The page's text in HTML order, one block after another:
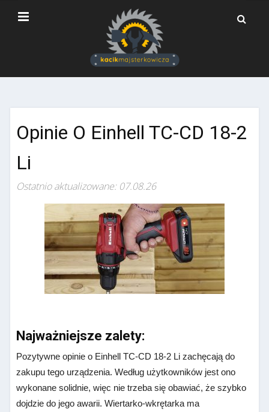
Opinie O Einhell TC-CD 18-2
Li
Ostatnio aktualizowane: 07.08.26
Najważniejsze zalety:
Pozytywneopinie o Einhell TC-CD 18-2 Lizachęcają do
zakupu tego urządzenia. Według użytkowników jest ono
wykonane solidnie, więc nie trzeba się obawiać, że szybko
dojdzie do jego awarii. Wiertarko-wkrętarka ma